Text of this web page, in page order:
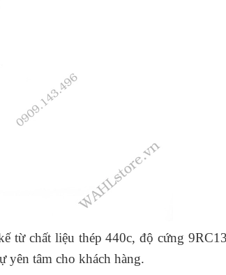
từ chất liệu thép 440c, độ cứng
yên tâm cho khách hàng.